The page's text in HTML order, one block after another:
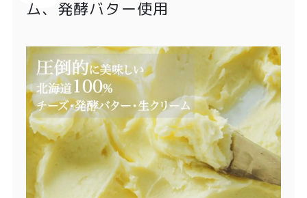
ム、発酵バター使用